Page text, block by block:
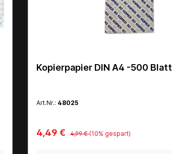
Kopierpapier DIN A4 -500 Blatt
Art.Nr.: 48025
4,49 € 4,99 €(10% gespart)